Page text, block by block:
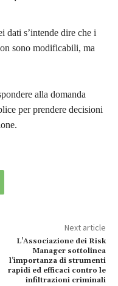
dati s’intende dire che i
sono modificabili, ma
alla domanda
per prendere decisioni
Next article
L’Associazione dei Risk
Manager sottolinea
l’importanza di strumenti
rapidi ed efficaci contro le
infiltrazioni criminali